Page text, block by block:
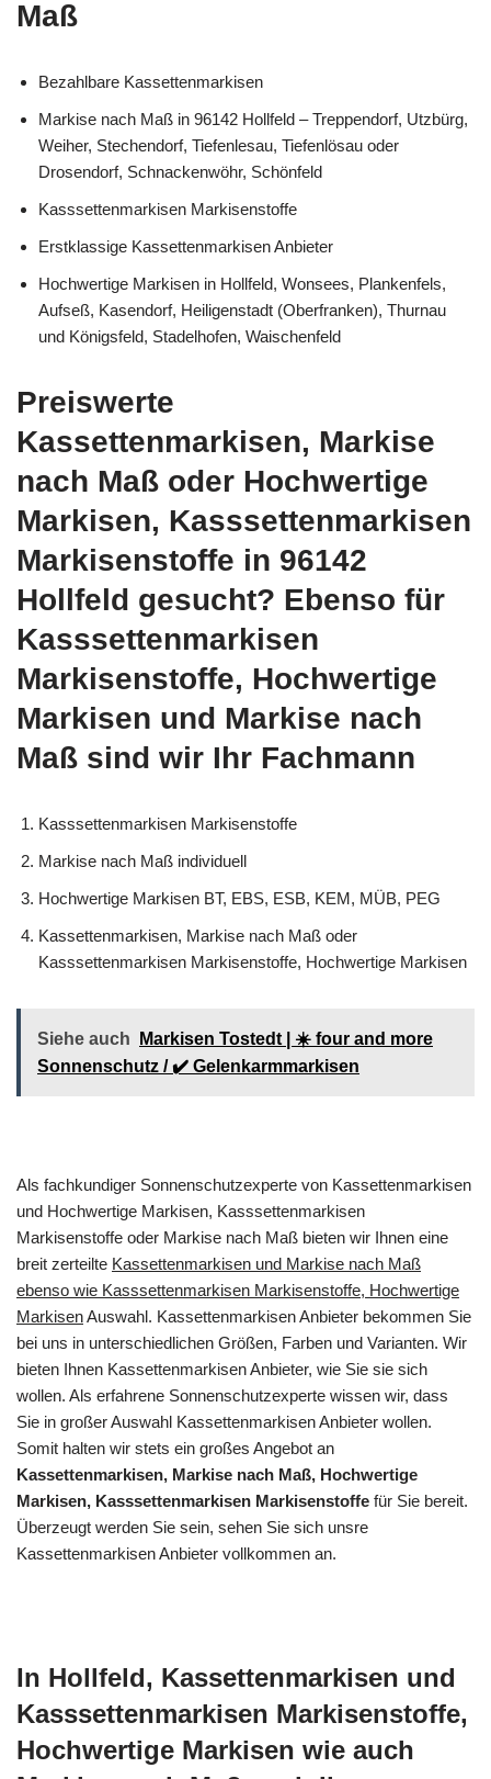
Maß
Bezahlbare Kassettenmarkisen
Markise nach Maß in 96142 Hollfeld – Treppendorf, Utzbürg,
Weiher, Stechendorf, Tiefenlesau, Tiefenlösau oder
Drosendorf, Schnackenwöhr, Schönfeld
Kasssettenmarkisen Markisenstoffe
Erstklassige Kassettenmarkisen Anbieter
Hochwertige Markisen in Hollfeld, Wonsees, Plankenfels,
Aufseß, Kasendorf, Heiligenstadt (Oberfranken), Thurnau
und Königsfeld, Stadelhofen, Waischenfeld
Preiswerte
Kassettenmarkisen, Markise
nach Maß oder Hochwertige
Markisen, Kasssettenmarkisen
Markisenstoffe in 96142
Hollfeld gesucht? Ebenso für
Kasssettenmarkisen
Markisenstoffe, Hochwertige
Markisen und Markise nach
Maß sind wir Ihr Fachmann
Kasssettenmarkisen Markisenstoffe
Markise nach Maß individuell
Hochwertige Markisen BT, EBS, ESB, KEM, MÜB, PEG
Kassettenmarkisen, Markise nach Maß oder
Kasssettenmarkisen Markisenstoffe, Hochwertige Markisen
Siehe auch
Markisen Tostedt | ☀️ four and more
Sonnenschutz / ✔️ Gelenkarmmarkisen
Als fachkundiger Sonnenschutzexperte von Kassettenmarkisen
und Hochwertige Markisen, Kasssettenmarkisen
Markisenstoffe oder Markise nach Maß bieten wir Ihnen eine
breit zerteilte Kassettenmarkisen und Markise nach Maß
ebenso wie Kasssettenmarkisen Markisenstoffe, Hochwertige
MarkisenAuswahl. Kassettenmarkisen Anbieter bekommen Sie
bei uns in unterschiedlichen Größen, Farben und Varianten. Wir
bieten Ihnen Kassettenmarkisen Anbieter, wie Sie sie sich
wollen. Als erfahrene Sonnenschutzexperte wissen wir, dass
Sie in großer Auswahl Kassettenmarkisen Anbieter wollen.
Somit halten wir stets ein großes Angebot an
Kassettenmarkisen, Markise nach Maß, Hochwertige
Markisen, Kasssettenmarkisen Markisenstoffe für Sie bereit.
Überzeugt werden Sie sein, sehen Sie sich unsre
Kassettenmarkisen Anbieter vollkommen an.
In Hollfeld, Kassettenmarkisen und
Kasssettenmarkisen Markisenstoffe,
Hochwertige Markisen wie auch